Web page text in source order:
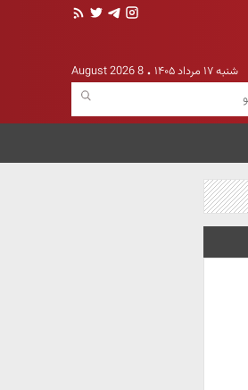
شنبه ۱۷ مرداد ۱۴۰۵ 8 August 2026